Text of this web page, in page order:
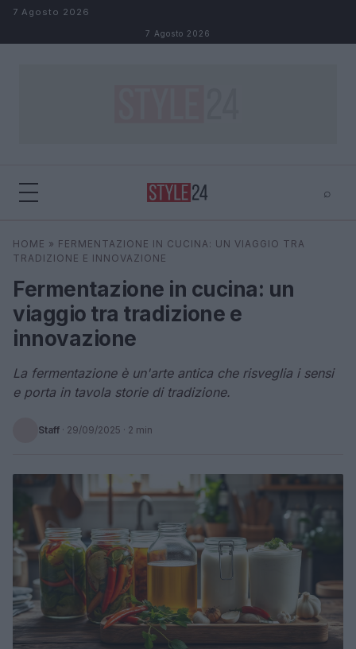
Salta al contenuto
7 Agosto 2026
7 Agosto 2026
⌕
Cerca ⌕
HOME » FERMENTAZIONE IN CUCINA: UN VIAGGIO TRA
TRADIZIONE E INNOVAZIONE
Fermentazione in cucina: un
viaggio tra tradizione e
innovazione
La fermentazione è un'arte antica che risveglia i sensi
e porta in tavola storie di tradizione.
Staff · 29/09/2025 · 2 min